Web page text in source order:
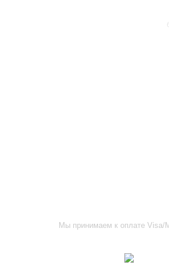
Мы принимаем к оплате Visa/